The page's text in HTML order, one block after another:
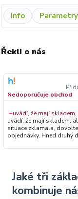
Info Parametry
Řekli o nás
Nedoporučuje obchod
−uvádí, že mají
uvádí, že mají skladem, ale nemají Dobrý den,
situace zklamala,
objednávky. Hned druhý den ráno jsme Vás telefonicky kontaktovali,
prověřovali jeho
Zakládáme si na
přes naši okamžitou
obchod nedoporučujete. Věříme, že nám v budoucnu dáte příležitost
Jaké tři
kombinuje